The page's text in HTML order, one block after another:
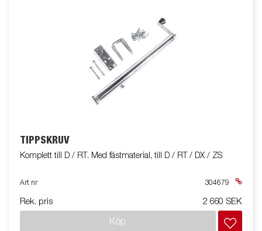
TIPPSKRUV
Komplett till D / RT. Med fästmaterial, till D / RT / DX / ZS
Art nr 304679
Rek. pris 2 660 SEK
Köp